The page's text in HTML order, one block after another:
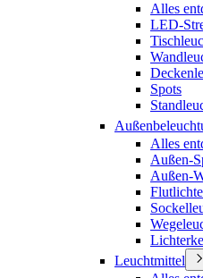
Alles
LED-
Spots
Alles
Außen-
Außen-
Leuchtmittel